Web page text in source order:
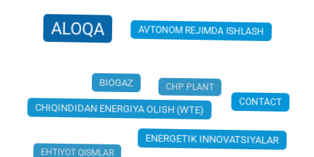
ALOQA AVTONOM REJIMDA ISHLASH
BIOGAZ
CHIQINDIDAN ENERGIYA OLISH (WTE)
CONTACT
ENERGETIK INNOVATSIYALAR